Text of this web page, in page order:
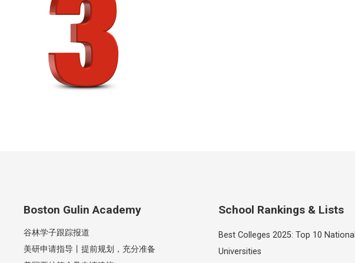
Boston Gulin Academy
谷林学子跟踪报道
美研申请指导丨提前规划，充分准备
School Rankings & Lists
Best Colleges 2025: Top 10 National
Universities